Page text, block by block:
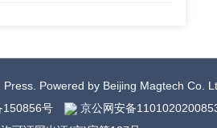
Powered by Beijing Magtech Co.
150856号
京公网安备